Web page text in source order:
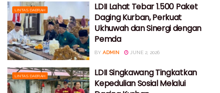
LINTAS DAERAH
LDII Lahat Tebar 1.500 Paket
Daging Kurban, Perkuat
Ukhuwah dan Sinergi dengan
Pemda
BY ADMIN JUNE 2, 2026
LINTAS DAERAH
LDII Singkawang Tingkatkan
Kepedulian Sosial Melalui